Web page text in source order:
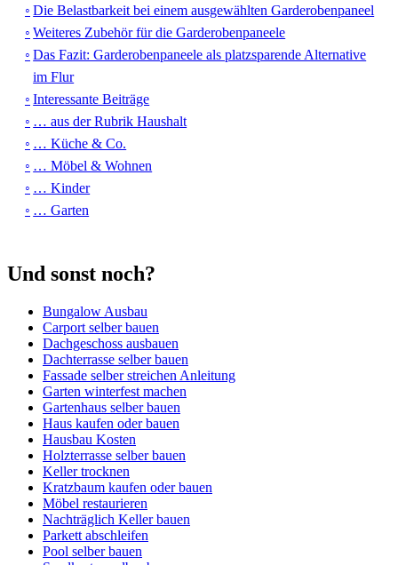
Die Belastbarkeit bei einem ausgewählten Garderobenpaneel
Weiteres Zubehör für die Garderobenpaneele
Das Fazit: Garderobenpaneele als platzsparende Alternative
im Flur
Interessante Beiträge
… aus der Rubrik Haushalt
… Küche & Co.
… Möbel & Wohnen
… Kinder
… Garten
Und sonst noch?
Bungalow Ausbau
Carport selber bauen
Dachgeschoss ausbauen
Dachterrasse selber bauen
Fassade selber streichen Anleitung
Garten winterfest machen
Gartenhaus selber bauen
Haus kaufen oder bauen
Hausbau Kosten
Holzterrasse selber bauen
Keller trocknen
Kratzbaum kaufen oder bauen
Möbel restaurieren
Nachträglich Keller bauen
Parkett abschleifen
Pool selber bauen